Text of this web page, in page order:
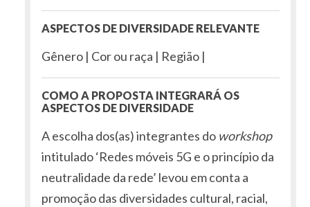
ASPECTOS DE DIVERSIDADE RELEVANTE
Gênero | Cor ou raça | Região |
COMO A PROPOSTA INTEGRARÁ OS
ASPECTOS DE DIVERSIDADE
A escolha dos(as) integrantes do workshop
intitulado ‘Redes móveis 5G e o princípio da
neutralidade da rede’ levou em conta a
promoção das diversidades cultural, racial,